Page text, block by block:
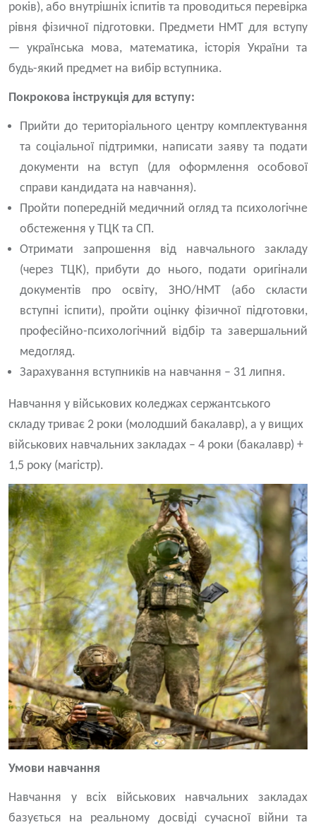
років), або внутрішніх іспитів та проводиться перевірка
рівня фізичної підготовки. Предмети НМТ для вступу
— українська мова, математика, історія України та
будь-який предмет на вибір вступника.
Покрокова інструкція для вступу:
Прийти до територіального центру комплектування
та соціальної підтримки, написати заяву та подати
документи на вступ (для оформлення особової
справи кандидата на навчання).
Пройти попередній медичний огляд та психологічне
обстеження у ТЦК та СП.
Отримати запрошення від навчального закладу
(через ТЦК), прибути до нього, подати оригінали
документів про освіту, ЗНО/НМТ (або скласти
вступні іспити), пройти оцінку фізичної підготовки,
професійно-психологічний відбір та завершальний
медогляд.
Зарахування вступників на навчання – 31 липня.
Навчання у військових коледжах сержантського
складу триває 2 роки (молодший бакалавр), а у вищих
військових навчальних закладах – 4 роки (бакалавр) +
1,5 року (магістр).
Умови навчання
Навчання у всіх військових навчальних закладах
базується на реальному досвіді сучасної війни та